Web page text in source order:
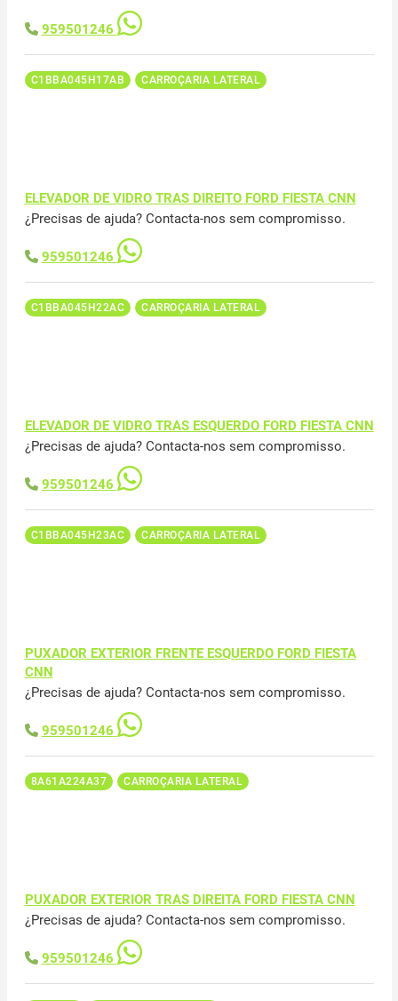
959501246
C1BBA045H17AB CARROÇARIA LATERAL
ELEVADOR DE VIDRO TRAS DIREITO FORD FIESTA CNN
¿Precisas de ajuda? Contacta-nos sem compromisso.
959501246
C1BBA045H22AC CARROÇARIA LATERAL
ELEVADOR DE VIDRO TRAS ESQUERDO FORD FIESTA CNN
¿Precisas de ajuda? Contacta-nos sem compromisso.
959501246
C1BBA045H23AC CARROÇARIA LATERAL
PUXADOR EXTERIOR FRENTE ESQUERDO FORD FIESTA
CNN
¿Precisas de ajuda? Contacta-nos sem compromisso.
959501246
8A61A224A37 CARROÇARIA LATERAL
PUXADOR EXTERIOR TRAS DIREITA FORD FIESTA CNN
¿Precisas de ajuda? Contacta-nos sem compromisso.
959501246